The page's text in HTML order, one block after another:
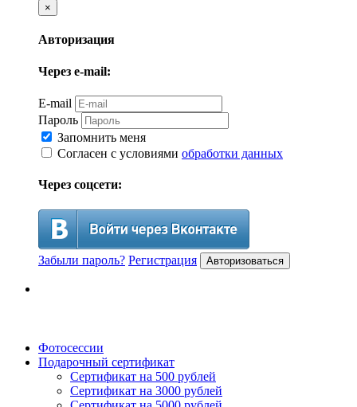
×
Авторизация
Через e-mail:
E-mail
Пароль
Запомнить меня
Согласен с условиями обработки данных
Через соцсети:
Забыли пароль? Регистрация Авторизоваться
Фотосессии
Подарочный сертификат
Сертификат на 500 рублей
Сертификат на 3000 рублей